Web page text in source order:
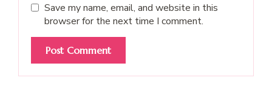
Save my name, email, and website in this
browser for the next time I comment.